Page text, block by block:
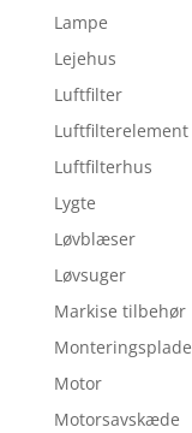
Lampe
Lejehus
Luftfilter
Luftfilterelement
Luftfilterhus
Lygte
Løvblæser
Løvsuger
Markise tilbehør
Monteringsplade
Motor
Motorsavskæde